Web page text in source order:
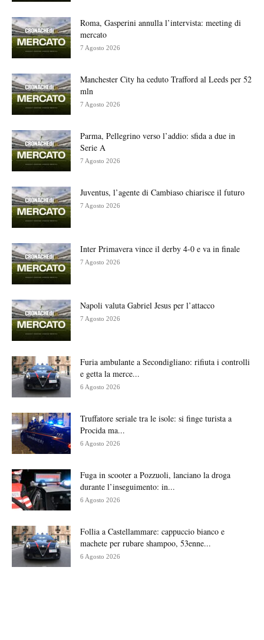
Roma, Gasperini annulla l’intervista: meeting di
mercato
7 Agosto 2026
Manchester City ha ceduto Trafford al Leeds per 52
mln
7 Agosto 2026
Parma, Pellegrino verso l’addio: sfida a due in
Serie A
7 Agosto 2026
Juventus, l’agente di Cambiaso chiarisce il futuro
7 Agosto 2026
Inter Primavera vince il derby 4-0 e va in finale
7 Agosto 2026
Napoli valuta Gabriel Jesus per l’attacco
7 Agosto 2026
Furia ambulante a Secondigliano: rifiuta i controlli
e getta la merce...
6 Agosto 2026
Truffatore seriale tra le isole: si finge turista a
Procida ma...
6 Agosto 2026
Fuga in scooter a Pozzuoli, lanciano la droga
durante l’inseguimento: in...
6 Agosto 2026
Follia a Castellammare: cappuccio bianco e
machete per rubare shampoo, 53enne...
6 Agosto 2026